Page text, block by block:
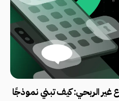
غير الربحي: كيف تبني نموذجًا